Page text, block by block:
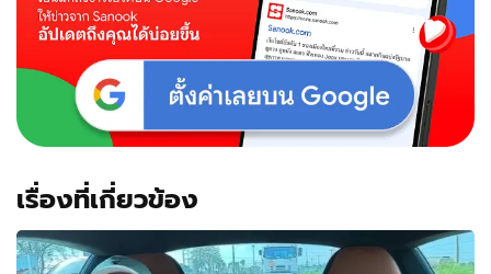
ธรรมดา!
เรื่องที่เกี่ยวข้อง